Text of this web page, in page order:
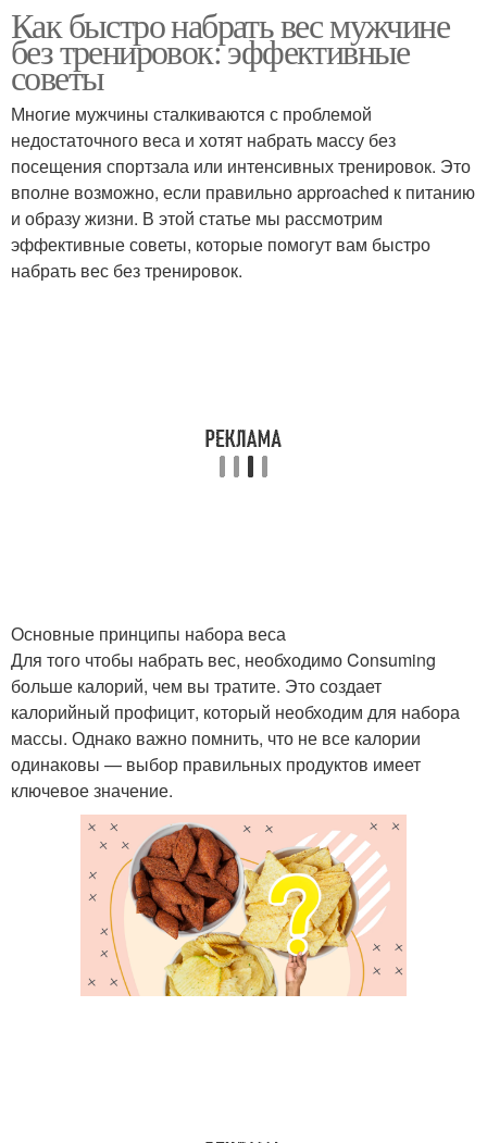
Как быстро набрать вес мужчине
без тренировок: эффективные
советы
Многие мужчины сталкиваются с проблемой
недостаточного веса и хотят набрать массу без
посещения спортзала или интенсивных тренировок. Это
вполне возможно, если правильно approached к питанию
и образу жизни. В этой статье мы рассмотрим
эффективные советы, которые помогут вам быстро
набрать вес без тренировок.
Основные принципы набора веса
Для того чтобы набрать вес, необходимо Consuming
больше калорий, чем вы тратите. Это создает
калорийный профицит, который необходим для набора
массы. Однако важно помнить, что не все калории
одинаковы — выбор правильных продуктов имеет
ключевое значение.